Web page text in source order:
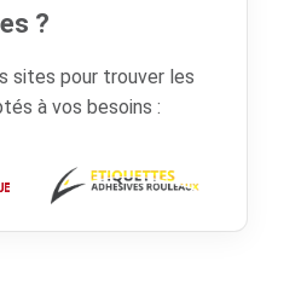
?
sites pour trouver les
à vos besoins :